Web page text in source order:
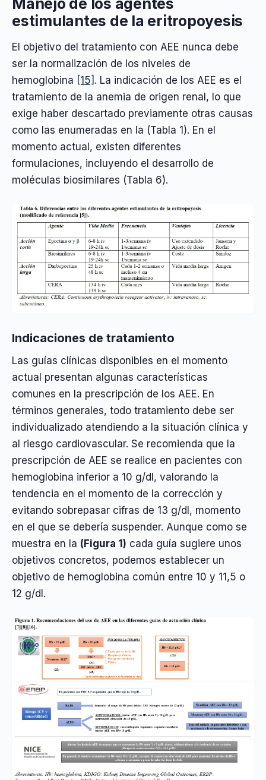
Manejo de los agentes
estimulantes de la eritropoyesis
El objetivo del tratamiento con AEE nunca debe
ser la normalización de los niveles de
hemoglobina [15] . La indicación de los AEE es el
tratamiento de la anemia de origen renal, lo que
exige haber descartado previamente otras causas
como las enumeradas en la (Tabla 1). En el
momento actual, existen diferentes
formulaciones, incluyendo el desarrollo de
moléculas biosimilares (Tabla 6).
Indicaciones de tratamiento
Las guías clínicas disponibles en el momento
actual presentan algunas características
comunes en la prescripción de los AEE. En
términos generales, todo tratamiento debe ser
individualizado atendiendo a la situación clínica y
al riesgo cardiovascular. Se recomienda que la
prescripción de AEE se realice en pacientes con
hemoglobina inferior a 10 g/dl, valorando la
tendencia en el momento de la corrección y
evitando sobrepasar cifras de 13 g/dl, momento
en el que se debería suspender. Aunque como se
muestra en la (Figura 1) cada guía sugiere unos
objetivos concretos, podemos establecer un
objetivo de hemoglobina común entre 10 y 11,5 o
12 g/dl.